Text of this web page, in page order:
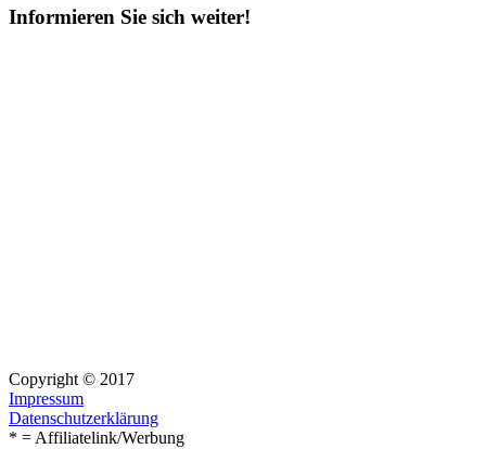
Informieren Sie sich weiter!
Copyright © 2017
Impressum
Datenschutzerklärung
* = Affiliatelink/Werbung